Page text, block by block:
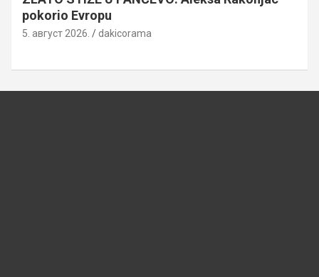
pokorio Evropu
5. август 2026. dakicorama